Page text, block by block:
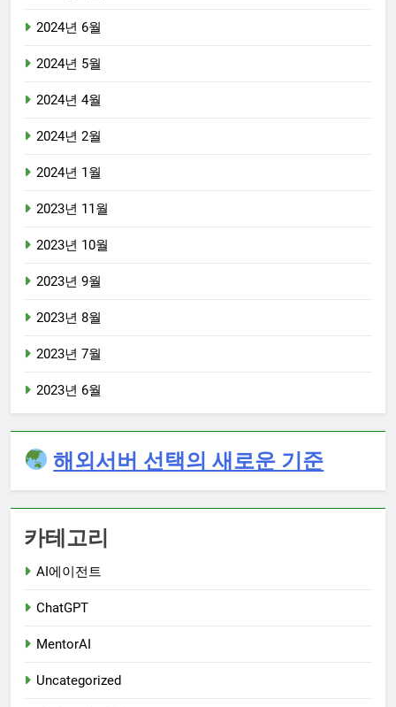
2024년 6월
2024년 5월
2024년 4월
2024년 2월
2024년 1월
2023년 11월
2023년 10월
2023년 9월
2023년 8월
2023년 7월
2023년 6월
해외서버 선택의 새로운 기준
카테고리
AI에이전트
ChatGPT
MentorAI
Uncategorized